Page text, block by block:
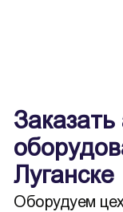
Луганске
Оборудуем